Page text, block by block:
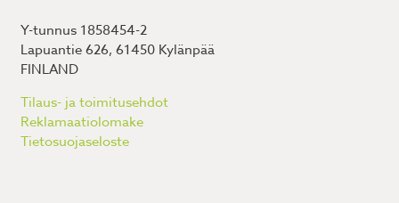
Y-tunnus 1858454-2
Lapuantie 626, 61450 Kylänpää
FINLAND
Tilaus- ja toimitusehdot
Reklamaatiolomake
Tietosuojaseloste